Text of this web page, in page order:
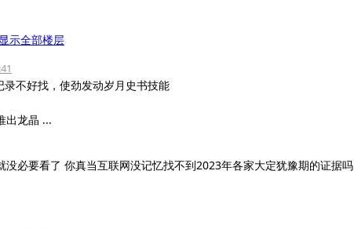
显示全部楼层
不好找，使劲发动岁月史书技能
出龙晶 ...
没必要看了 你真当互联网没记忆找不到2023年各家大定犹豫期的证据吗